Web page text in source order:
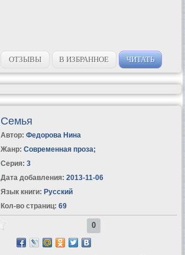
ОТЗЫВЫ В ИЗБРАННОЕ ЧИТАТЬ
Семья
Автор: Федорова Нина
Жанр: Современная проза;
Серия: 3
Дата добавления: 2013-11-06
Язык книги: Русский
Кол-во страниц: 69
0